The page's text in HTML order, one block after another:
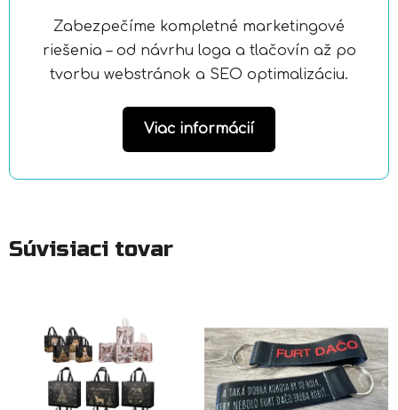
Zabezpečíme kompletné marketingové
riešenia – od návrhu loga a tlačovín až po
tvorbu webstránok a SEO optimalizáciu.
Viac informácií
Súvisiaci tovar